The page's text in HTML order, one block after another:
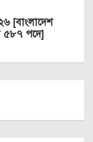
[বাংলাদেশ
৫৮৭ পদে]